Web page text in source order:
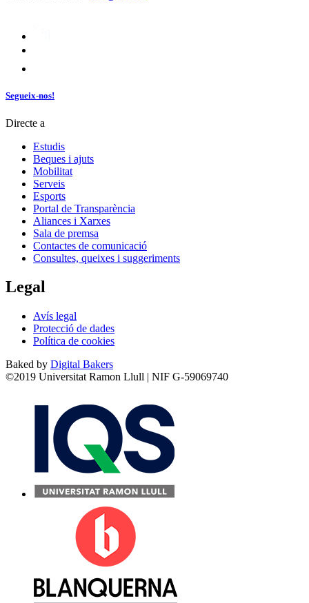
Segueix-nos!
Directe a
Estudis
Beques i ajuts
Mobilitat
Serveis
Esports
Portal de Transparència
Aliances i Xarxes
Sala de premsa
Contactes de comunicació
Consultes, queixes i suggeriments
Legal
Avís legal
Protecció de dades
Política de cookies
Baked by Digital Bakers
©2019 Universitat Ramon Llull | NIF G-59069740